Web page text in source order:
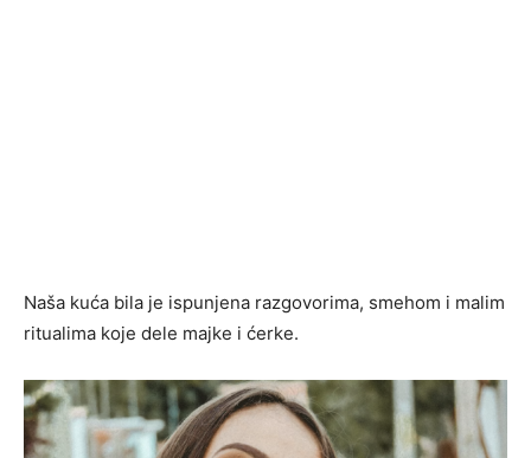
Naša kuća bila je ispunjena razgovorima, smehom i malim
ritualima koje dele majke i ćerke.